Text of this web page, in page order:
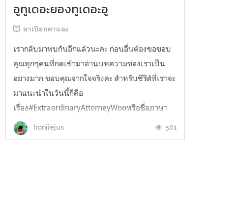
อูทูเดอะยองทูเดอะอู
ตาเปียกตาแฉะ
เรากลับมาพบกันอีกแล้วนะคะ ก่อนอื่นต้องขอขอบ
คุณทุกๆคนที่กดเข้ามาอ่านบทความของเราเป็น
อย่างมาก ขอบคุณจากใจจริงค่ะ สำหรับซีรีส์ที่เราจะ
มาแนะนำในวันนี้ก็คือ
เรื่อง#ExtraordinaryAttorneyWooหรือชื่อภาษา
ไทยก็คือ อูยองอู ทนายอัจฉริยะ สามารถรับชมได้
ทาง Netflix ทุกวันพุธ - พฤหัสบดี ความประทับใจ
honiiejus 501